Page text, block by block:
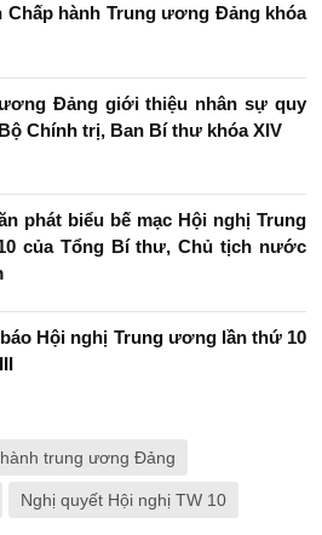
Chấp hành Trung ương Đảng khóa
Đảng giới thiệu nhân sự quy
Chính trị, Ban Bí thư khóa XIV
phát biểu bế mạc Hội nghị Trung
của Tổng Bí thư, Chủ tịch nước
Hội nghị Trung ương lần thứ 10
trung ương Đảng
Nghị quyết Hội nghị TW 10